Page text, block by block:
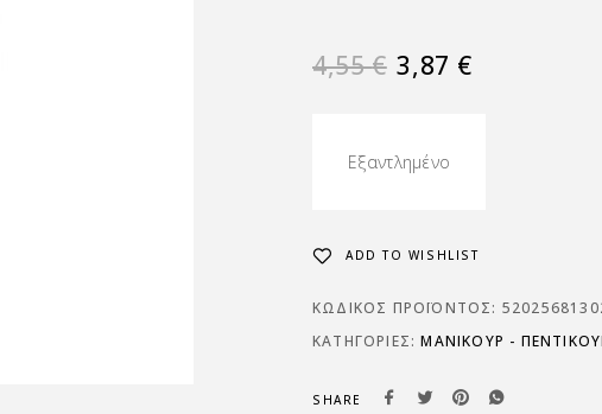
4,55€ 3,87 €
Εξαντλημένο
ADD TO WISHLIST
ΚΩΔΙΚΌΣ ΠΡΟΪΌΝΤΟΣ:
ΚΑΤΗΓΟΡΊΕΣ:ΜΑΝΙΚΟΥΡ -
SHARE